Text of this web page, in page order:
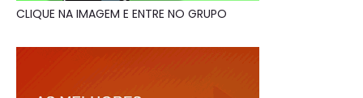
CLIQUE NA IMAGEM E ENTRE NO GRUPO